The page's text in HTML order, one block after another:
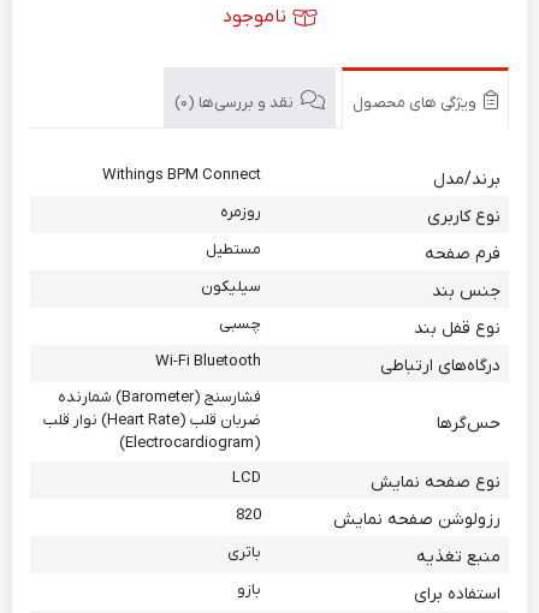
ناموجود
ویژگی های محصول نقد و بررسی‌ها (0)
برند/مدل Withings BPM Connect
نوع کاربری روزمره
فرم صفحه مستطیل
جنس بند سیلیکون
نوع قفل بند چسبی
درگاه‌های ارتباطی Wi-Fi Bluetooth
حس‌گرها
فشارسنج (Barometer) شمارنده
ضربان قلب (Heart Rate) نوار قلب
(Electrocardiogram)
نوع صفحه نمایش LCD
رزولوشن صفحه نمایش 820
منبع تغذیه باتری
استفاده برای بازو